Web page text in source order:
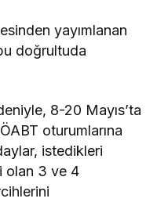
yayımlanan
doğrultuda
8-20 Mayıs’ta
oturumlarına
istedikleri
olan 3 ve 4